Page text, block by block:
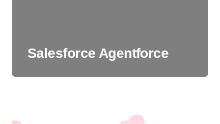
Salesforce Agentforce